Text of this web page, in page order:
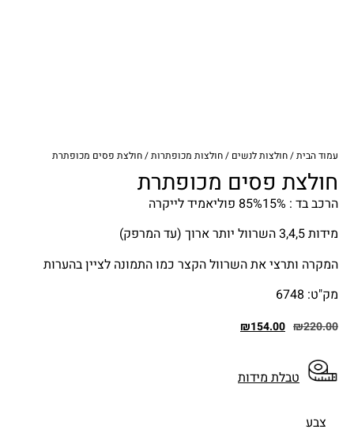
עמוד הבית/חולצות לנשים /חולצות מכופתרות/ חולצת פסים מכופתרת
חולצת פסים מכופתרת
הרכב בד : 85%15% פוליאמיד לייקרה
מידות 3,4,5 השרוול יותר ארוך (עד המרפק)
המקרה ותרצי את השרוול הקצר כמו התמונה לציין בהערות
מק"ט: 6748
₪220.00
₪154.00
טבלת מידות
צבע